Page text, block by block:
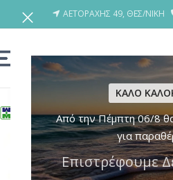
ΚΑΛΟ
Από την Πέμπτη 06/8 θα
για
Επιστρέφουμε
ΑΕΤΟΡΑΧΗΣ 49, ΘΕΣ/ΝΙΚΗ